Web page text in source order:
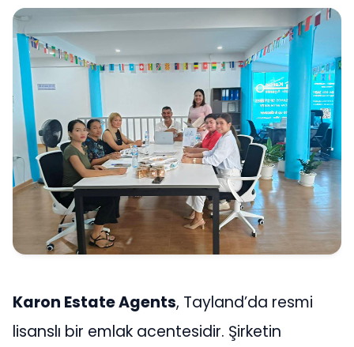
Karon Estate Agents, Tayland’da resmi
lisanslı bir emlak acentesidir. Şirketin